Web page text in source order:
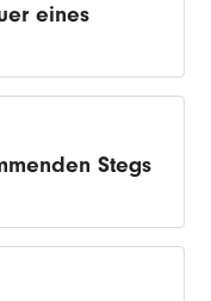
eines
Stegs